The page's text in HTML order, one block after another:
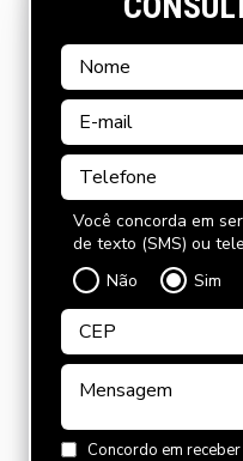
Você concorda em
de texto (SMS) ou
Não
Sim
Concordo em